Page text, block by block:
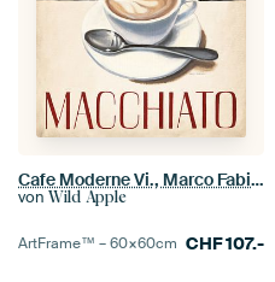
Cafe Moderne Vi., Marco Fabiano
von Wild Apple
ArtFrame™ –60×60cm CHF107.-